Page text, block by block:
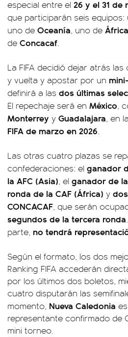
especial entre el 26 y el 31 de
que participarán seis equipos:
uno de Oceanía, uno de África
de Concacaf.
La FIFA decidió dejar atrás
y vuelta y apostar por un
definirá a las dos últimas
El repechaje será en México,
Monterrey y Guadalajara, en la
FIFA de marzo en 2026.
Las otras cuatro plazas se
confederaciones: el ganador
la AFC (Asia), el ganador de
ronda de la CAF (África) y
CONCACAF, que serán
segundos de la tercera ronda
parte, no tendrá
Según el formato, los dos
Ranking FIFA accederán
por los últimos dos boletos,
cuatro disputarán las
momento, Nueva Caledonia
representante confirmado de
mini torneo.